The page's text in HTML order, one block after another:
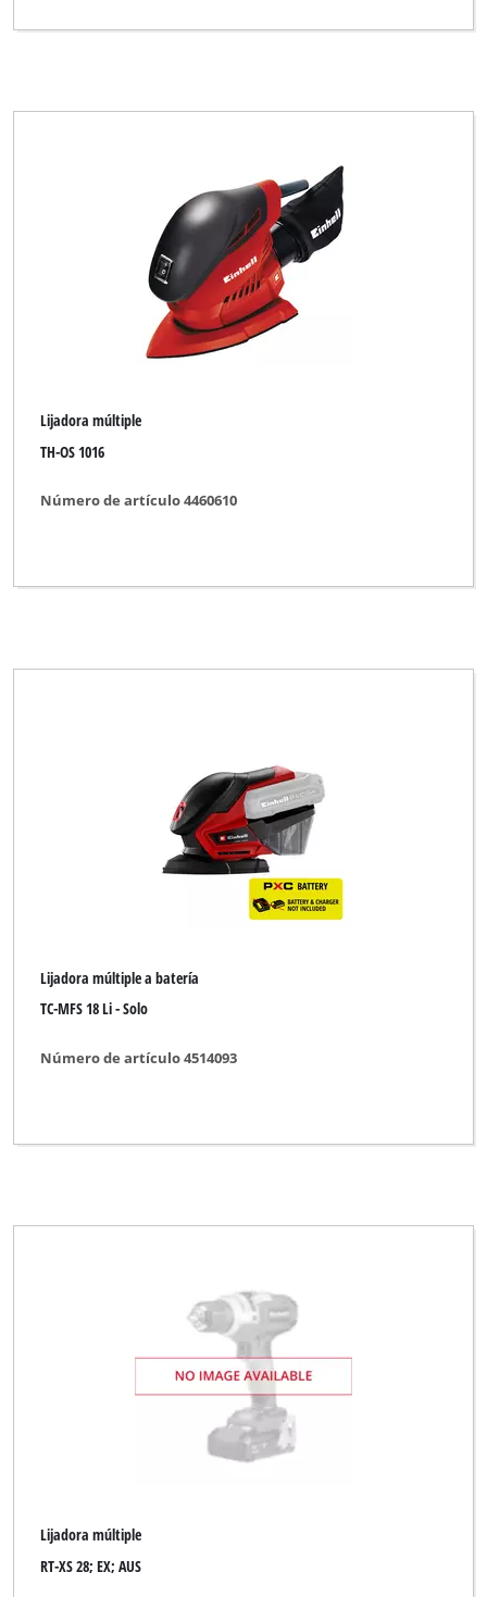
Lijadora múltiple
TH-OS 1016
Número de artículo 4460610
Lijadora múltiple a batería
TC-MFS 18 Li - Solo
Número de artículo 4514093
Lijadora múltiple
RT-XS 28; EX; AUS